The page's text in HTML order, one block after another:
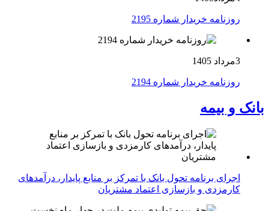
روزنامه خریدار شماره 2195
3مرداد 1405
روزنامه خریدار شماره 2194
بانک و بیمه
اجرای برنامه تحول بانک با تمرکز بر منابع پایدار، درآمدهای
کارمزدی و بازسازی اعتماد مشتریان